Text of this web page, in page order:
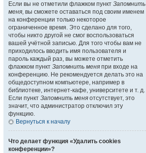
Если вы не отметили флажком пункт Запомнить
меня, вы сможете оставаться под своим именем
на конференции только некоторое
ограниченное время. Это сделано для того,
чтобы никто другой не смог воспользоваться
вашей учётной записью. Для того чтобы вам не
приходилось вводить имя пользователя и
пароль каждый раз, вы можете отметить
флажком пункт Запомнить меня при входе на
конференцию. Не рекомендуется делать это на
общедоступном компьютере, например в
библиотеке, интернет-кафе, университете и т. д.
Если пункт Запомнить меня отсутствует, это
значит, что администратор отключил эту
функцию.
Вернуться к началу
Что делает функция «Удалить cookies
конференции»?